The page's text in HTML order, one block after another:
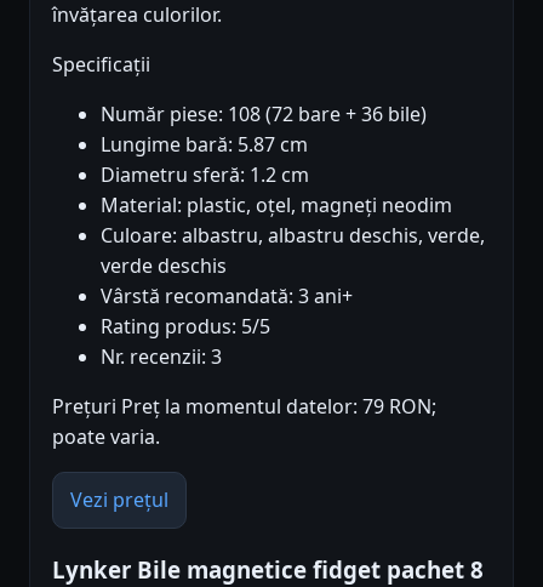
învățarea culorilor.
Specificații
Număr piese: 108 (72 bare + 36 bile)
Lungime bară: 5.87 cm
Diametru sferă: 1.2 cm
Material: plastic, oțel, magneți neodim
Culoare: albastru, albastru deschis, verde,
verde deschis
Vârstă recomandată: 3 ani+
Rating produs: 5/5
Nr. recenzii: 3
Prețuri Preț la momentul datelor: 79 RON;
poate varia.
Vezi prețul
Lynker Bile magnetice fidget pachet 8